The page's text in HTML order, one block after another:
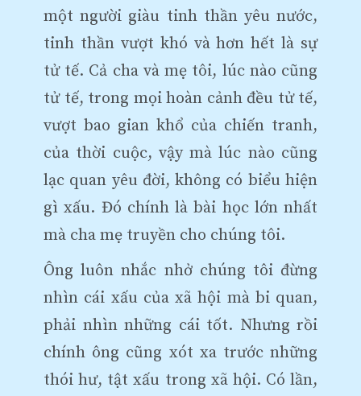
một người giàu tinh thần yêu nước,
tinh thần vượt khó và hơn hết là sự
tử tế. Cả cha và mẹ tôi, lúc nào cũng
tử tế, trong mọi hoàn cảnh đều tử tế,
vượt bao gian khổ của chiến tranh,
của thời cuộc, vậy mà lúc nào cũng
lạc quan yêu đời, không có biểu hiện
gì xấu. Đó chính là bài học lớn nhất
mà cha mẹ truyền cho chúng tôi.
Ông luôn nhắc nhở chúng tôi đừng
nhìn cái xấu của xã hội mà bi quan,
phải nhìn những cái tốt. Nhưng rồi
chính ông cũng xót xa trước những
thói hư, tật xấu trong xã hội. Có lần,